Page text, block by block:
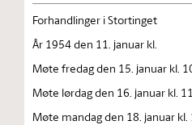
Forhandlinger i Stortinget
År 1954 den 11. januar kl.
Møte fredag den 15. januar kl.
Møte lørdag den 16. januar kl.
Møte mandag den 18. januar kl.